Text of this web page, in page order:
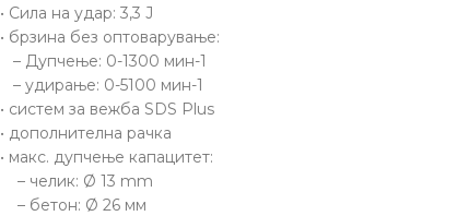
• Сила на удар: 3,3 Ј
• брзина без оптоварување:
– Дупчење: 0-1300 мин-1
– удирање: 0-5100 мин-1
• систем за вежба SDS Plus
• дополнителна рачка
• макс. дупчење капацитет:
– челик: Ø 13 mm
– бетон: Ø 26 мм